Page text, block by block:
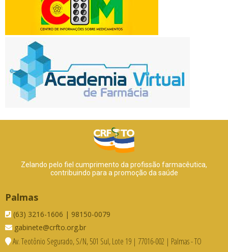
Zelando pelo fiel cumprimento da profissão farmacêutica,
contribuindo para a promoção da saúde
Palmas
(63) 3216-1606 | 98150-0079
gabinete@crfto.org.br
Av. Teotônio Segurado, S/N, 501 Sul, Lote 19 | 77016-002 | Palmas - TO